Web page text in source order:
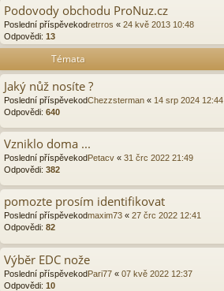
Podovody obchodu ProNuz.cz
Poslední příspěvekodretrros « 24 kvě 2013 10:48
Odpovědi: 13
Témata
Jaký nůž nosíte ?
Poslední příspěvekodChezzsterman « 14 srp 2024 12:44
Odpovědi: 640
Vzniklo doma ...
Poslední příspěvekodPetacv « 31 črc 2022 21:49
Odpovědi: 382
pomozte prosím identifikovat
Poslední příspěvekodmaxim73 « 27 črc 2022 12:41
Odpovědi: 82
Výběr EDC nože
Poslední příspěvekodPari77 « 07 kvě 2022 12:37
Odpovědi: 10